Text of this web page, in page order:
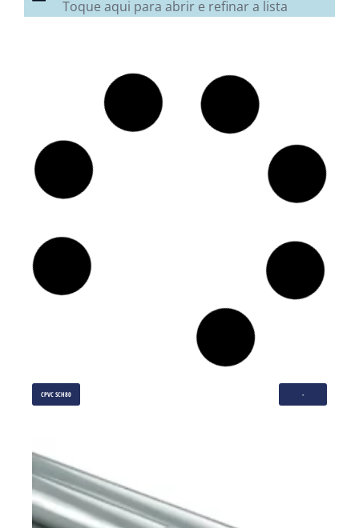
Toque aqui para abrir e refinar a lista
CPVC SCH80